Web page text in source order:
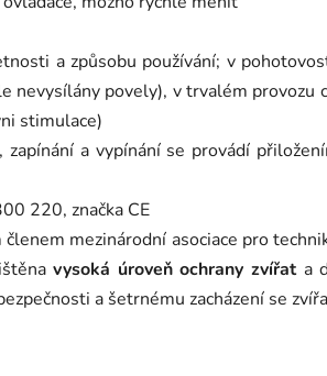
a způsobu používání; v
nevysílány povely), v trvalém provozu
stimulace)
zapínání a vypínání se provádí
220, značka CE
mezinárodní asociace pro
vysoká úroveň ochrany zvířat a
a šetrnému zacházení se